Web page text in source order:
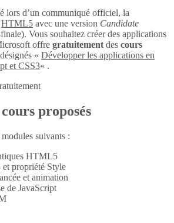
lors d’un communiqué officiel, la
HTML5 avec une version Candidate
Vous souhaitez créer des applications
offre gratuitement des cours
« Développer les applications en
et CSS3« .
proposés
suivants :
HTML5
et propriété Style
et animation
de JavaScript